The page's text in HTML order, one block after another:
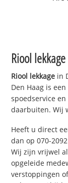
Riool lekkage
Riool lekkage in
Den Haag is
spoedservice
daarbuiten. Wij
Heeft u direct
dan op 070-
Wij zijn vrijwel
opgeleide
verstoppingen